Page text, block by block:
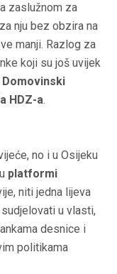
zaslužnom za
nju bez obzira na
manji. Razlog za
koji su još uvijek
Domovinski
HDZ-a.
no i u Osijeku
platformi
niti jedna lijeva
u vlasti,
desnice i
politikama